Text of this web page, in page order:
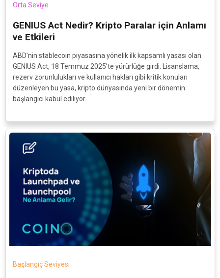
Orta Seviye
GENIUS Act Nedir? Kripto Paralar için Anlamı
ve Etkileri
ABD’nin stablecoin piyasasına yönelik ilk kapsamlı yasası olan
GENIUS Act, 18 Temmuz 2025’te yürürlüğe girdi. Lisanslama,
rezerv zorunlulukları ve kullanıcı hakları gibi kritik konuları
düzenleyen bu yasa, kripto dünyasında yeni bir dönemin
başlangıcı kabul ediliyor.
Başlangıç Seviyesi